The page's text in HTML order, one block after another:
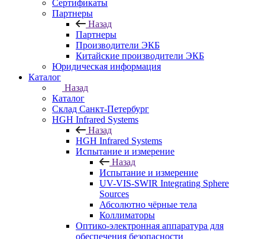
Сертификаты
Партнеры
Назад
Партнеры
Производители ЭКБ
Китайские производители ЭКБ
Юридическая информация
Каталог
Назад
Каталог
Cклад Санкт-Петербург
HGH Infrared Systems
Назад
HGH Infrared Systems
Испытание и измерение
Назад
Испытание и измерение
UV-VIS-SWIR Integrating Sphere
Sources
Абсолютно чёрные тела
Коллиматоры
Оптико-электронная аппаратура для
обеспечения безопасности